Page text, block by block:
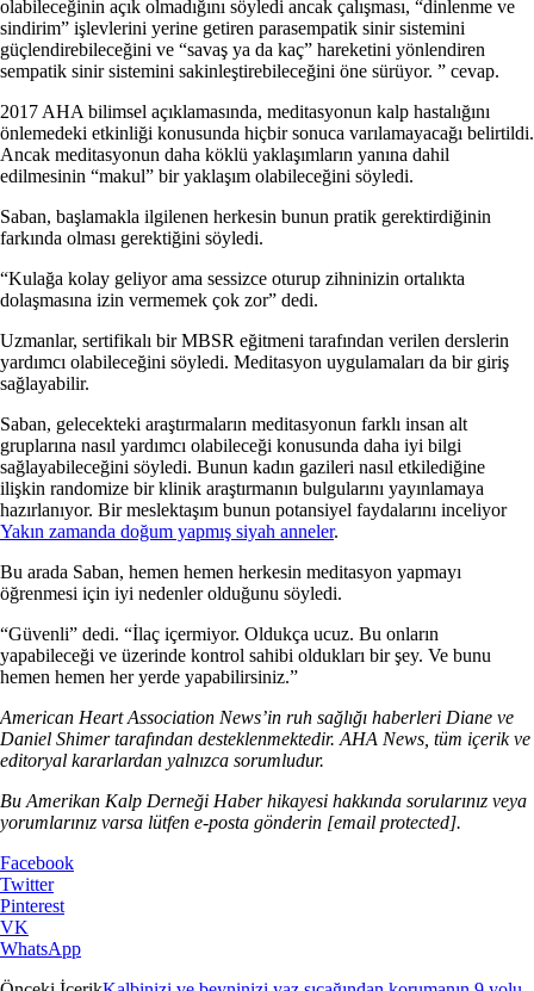
olabileceğinin açık olmadığını söyledi ancak çalışması, “dinlenme ve
sindirim” işlevlerini yerine getiren parasempatik sinir sistemini
güçlendirebileceğini ve “savaş ya da kaç” hareketini yönlendiren
sempatik sinir sistemini sakinleştirebileceğini öne sürüyor. ” cevap.
2017 AHA bilimsel açıklamasında, meditasyonun kalp hastalığını
önlemedeki etkinliği konusunda hiçbir sonuca varılamayacağı belirtildi.
Ancak meditasyonun daha köklü yaklaşımların yanına dahil
edilmesinin “makul” bir yaklaşım olabileceğini söyledi.
Saban, başlamakla ilgilenen herkesin bunun pratik gerektirdiğinin
farkında olması gerektiğini söyledi.
“Kulağa kolay geliyor ama sessizce oturup zihninizin ortalıkta
dolaşmasına izin vermemek çok zor” dedi.
Uzmanlar, sertifikalı bir MBSR eğitmeni tarafından verilen derslerin
yardımcı olabileceğini söyledi. Meditasyon uygulamaları da bir giriş
sağlayabilir.
Saban, gelecekteki araştırmaların meditasyonun farklı insan alt
gruplarına nasıl yardımcı olabileceği konusunda daha iyi bilgi
sağlayabileceğini söyledi. Bunun kadın gazileri nasıl etkilediğine
ilişkin randomize bir klinik araştırmanın bulgularını yayınlamaya
hazırlanıyor. Bir meslektaşım bunun potansiyel faydalarını inceliyor
Yakın zamanda doğum yapmış siyah anneler.
Bu arada Saban, hemen hemen herkesin meditasyon yapmayı
öğrenmesi için iyi nedenler olduğunu söyledi.
“Güvenli” dedi. “İlaç içermiyor. Oldukça ucuz. Bu onların
yapabileceği ve üzerinde kontrol sahibi oldukları bir şey. Ve bunu
hemen hemen her yerde yapabilirsiniz.”
American Heart Association News’in ruh sağlığı haberleri Diane ve
Daniel Shimer tarafından desteklenmektedir. AHA News, tüm içerik ve
editoryal kararlardan yalnızca sorumludur.
Bu Amerikan Kalp Derneği Haber hikayesi hakkında sorularınız veya
yorumlarınız varsa lütfen e-posta gönderin [email protected].
Facebook
Twitter
Pinterest
VK
WhatsApp